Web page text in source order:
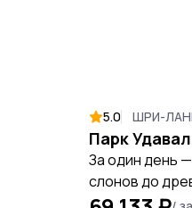
5.0 ШРИ-
За один день
слонов до
откройте ту